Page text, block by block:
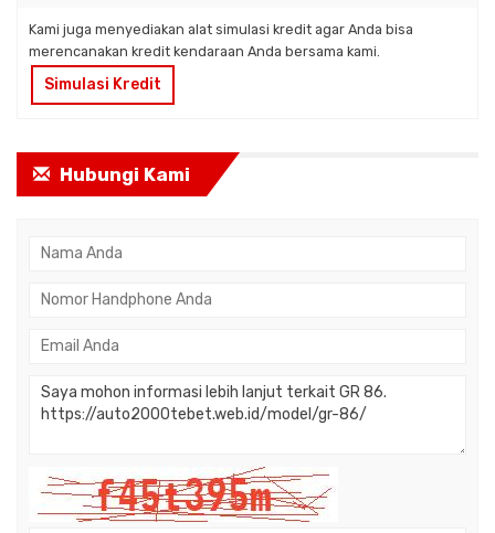
Kami juga menyediakan alat simulasi kredit agar Anda bisa
merencanakan kredit kendaraan Anda bersama kami.
Simulasi Kredit
Hubungi Kami